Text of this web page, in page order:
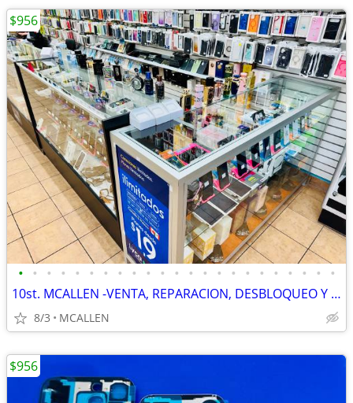
• • • • • • • • • • • • • • • • • • • • • • •
10st. MCALLEN -VENTA, REPARACION, DESBLOQUEO Y COMPPRA de TELEFONOS...
8/3 MCALLEN
$956
$956